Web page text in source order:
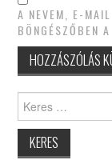
A NEVEM, E-
BÖNGÉSZŐBEN